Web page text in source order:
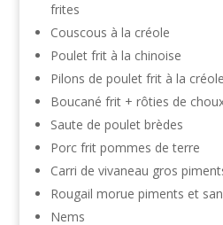
frites
Couscous à la créole
Poulet frit à la chinoise
Pilons de poulet frit à la créole
Boucané frit + rôties de
Saute de poulet brèdes
Porc frit pommes de terre
Carri de vivaneau gros
Rougail morue piments et
Nems